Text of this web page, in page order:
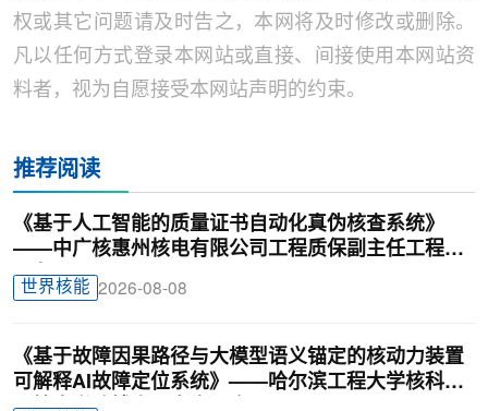
权或其它问题请及时告之，本网将及时修改或删除。
凡以任何方式登录本网站或直接、间接使用本网站资
料者，视为自愿接受本网站声明的约束。
推荐阅读
《基于人工智能的质量证书自动化真伪核查系统》
——中广核惠州核电有限公司工程质保副主任工程师
刁龙
世界核能 2026-08-08
《基于故障因果路径与大模型语义锚定的核动力装置
可解释AI故障定位系统》——哈尔滨工程大学核科学